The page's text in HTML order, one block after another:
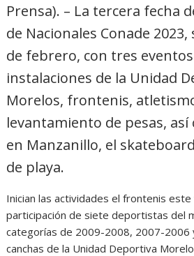
Prensa). – La tercera fecha
de Nacionales Conade 2023,
de febrero, con tres
instalaciones de la Unidad
Morelos, frontenis,
levantamiento de pesas, así
en Manzanillo, el
de playa.
Inician las actividades el frontenis
participación de siete deportistas del
categorías de 2009-2008, 2007-2006
canchas de la Unidad Deportiva